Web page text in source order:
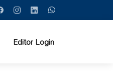
Editor Login